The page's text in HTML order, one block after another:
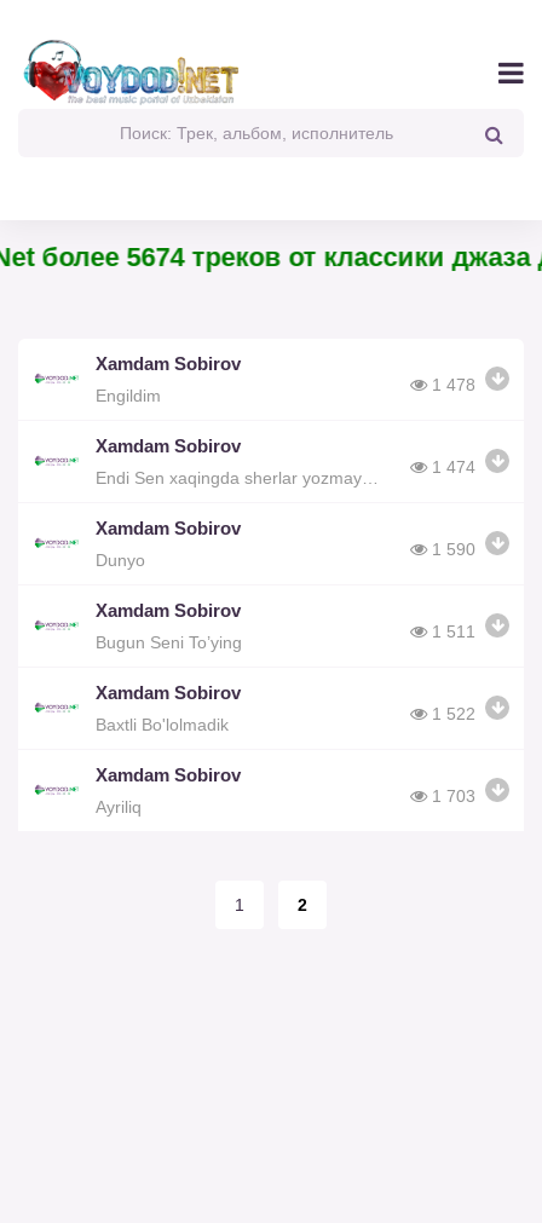
более 5674 треков от классики джаза
Xamdam Sobirov
Engildim
1 478
Xamdam Sobirov
1 474
Xamdam Sobirov
Dunyo
1 590
Xamdam Sobirov
Bugun Seni To’ying
1 511
Xamdam Sobirov
Baxtli Bo'lolmadik
1 522
Xamdam Sobirov
Ayriliq
1 703
1 2